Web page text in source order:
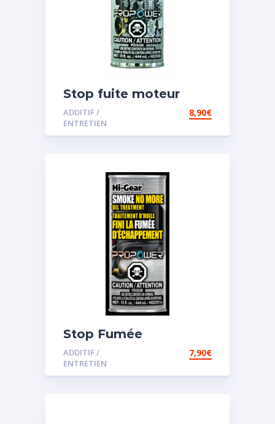
Stop fuite moteur
ADDITIF /
ENTRETIEN
8,90€
Stop Fumée
ADDITIF /
ENTRETIEN
7,90€